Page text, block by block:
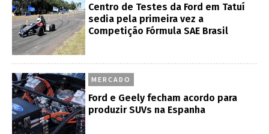
Centro de Testes da Ford em Tatuí
sedia pela primeira vez a
Competição Fórmula SAE Brasil
MERCADO
Ford e Geely fecham acordo para
produzir SUVs na Espanha